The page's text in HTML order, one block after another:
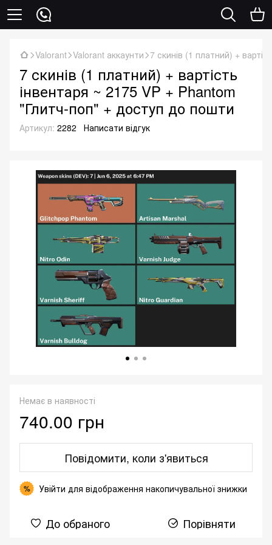
Valorant Valorant аккаунти 7 скинів (1 платний) +
7 скинів (1 платний) + вартість
інвентаря ~ 2175 VP + Phantom
"Глитч-поп" + доступ до пошти
Артикул: 2282 Написати відгук
Немає в наявності
740.00 грн
Повідомити, коли з'явиться
% Увійти для відображення накопичувальної знижки
До обраного Порівняти